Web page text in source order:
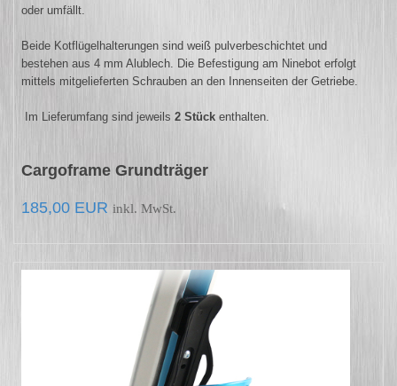
oder umfällt.
Beide Kotflügelhalterungen sind weiß pulverbeschichtet und
bestehen aus 4 mm Alublech. Die Befestigung am Ninebot erfolgt
mittels mitgelieferten Schrauben an den Innenseiten der Getriebe.
Im Lieferumfang sind jeweils 2 Stück enthalten.
Cargoframe Grundträger
185,00 EUR inkl. MwSt.